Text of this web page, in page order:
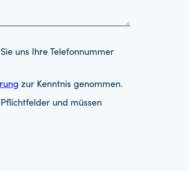
uns Ihre Telefonnummer
zur Kenntnis genommen.
und müssen